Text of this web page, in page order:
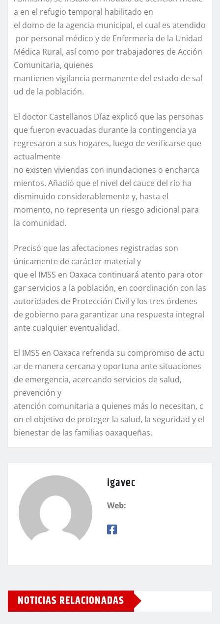
a en el refugio temporal habilitado en
el domo de la agencia municipal, el cual es atendido
por personal médico y de Enfermería de la Unidad
Médica Rural, así como por trabajadores de Acción
Comunitaria, quienes
mantienen vigilancia permanente del estado de sal
ud de la población.
El doctor Castellanos Díaz explicó que las personas
que fueron evacuadas durante la contingencia ya
regresaron a sus hogares, luego de verificarse que
actualmente
no existen viviendas con inundaciones o encharca
mientos. Añadió que el nivel del cauce del río ha
disminuido considerablemente y, hasta el
momento, no representa un riesgo adicional para
la comunidad.
Precisó que las afectaciones registradas son
únicamente de carácter material y
que el IMSS en Oaxaca continuará atento para otor
gar servicios a la población, en coordinación con las
autoridades de Protección Civil y los tres órdenes
de gobierno para garantizar una respuesta integral
ante cualquier eventualidad.
El IMSS en Oaxaca refrenda su compromiso de actu
ar de manera cercana y oportuna ante situaciones
de emergencia, acercando servicios de salud,
prevención y
atención comunitaria a quienes más lo necesitan, c
on el objetivo de proteger la salud, la seguridad y el
bienestar de las familias oaxaqueñas.
igavec
Web:
NOTICIAS RELACIONADAS